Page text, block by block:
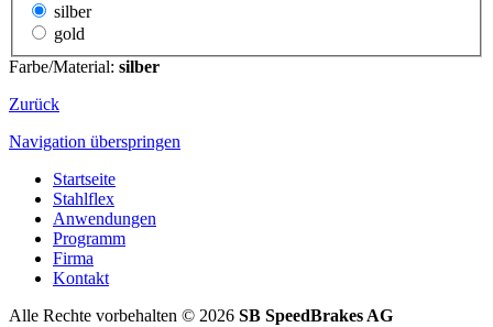
silber
gold
Farbe/Material: silber
Zurück
Navigation überspringen
Startseite
Stahlflex
Anwendungen
Programm
Firma
Kontakt
Alle Rechte vorbehalten © 2026 SB SpeedBrakes AG